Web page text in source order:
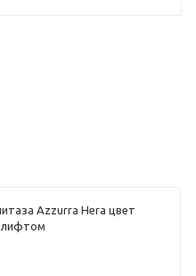
Azzurra Hera цвет